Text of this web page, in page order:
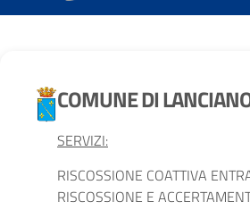
COMUNE DI
SERVIZI:
RISCOSSIONE COATTIVA
RISCOSSIONE E